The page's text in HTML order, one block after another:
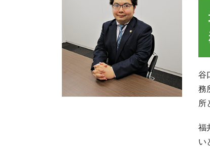
谷
務
所
福
い